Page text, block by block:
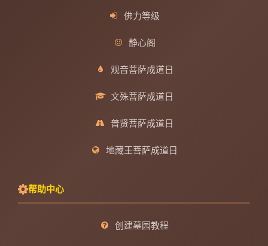
佛力等级
静心阁
观音菩萨成道日
文殊菩萨成道日
普贤菩萨成道日
地藏王菩萨成道日
帮助中心
创建墓园教程